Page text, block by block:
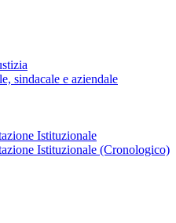
sindacale e aziendale
Istituzionale
Istituzionale (Cronologico)